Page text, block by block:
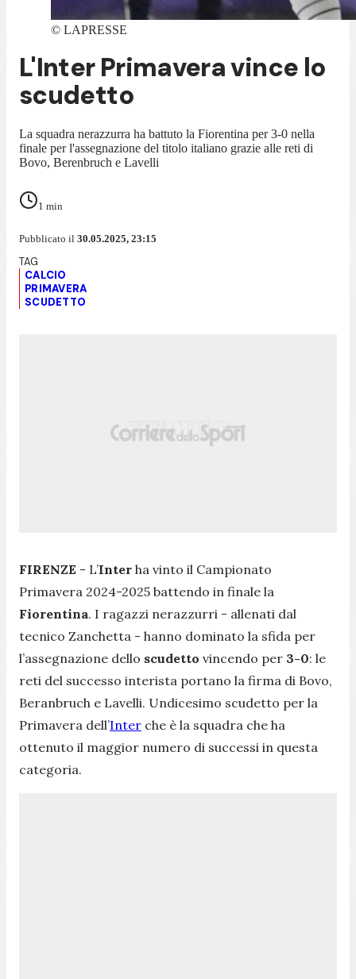
© LAPRESSE
L'Inter Primavera vince lo
scudetto
La squadra nerazzurra ha battuto la Fiorentina per 3-0 nella
finale per l'assegnazione del titolo italiano grazie alle reti di
Bovo, Berenbruch e Lavelli
1 min
Pubblicato il 30.05.2025, 23:15
CALCIO
PRIMAVERA
SCUDETTO
FIRENZE - L’Inter ha vinto il Campionato
Primavera 2024-2025 battendo in finale la
Fiorentina. I ragazzi nerazzurri - allenati dal
tecnico Zanchetta - hanno dominato la sfida per
l’assegnazione dello scudetto vincendo per 3-0: le
reti del successo interista portano la firma di Bovo,
Beranbruch e Lavelli. Undicesimo scudetto per la
Primavera dell’Inter che è la squadra che ha
ottenuto il maggior numero di successi in questa
categoria.